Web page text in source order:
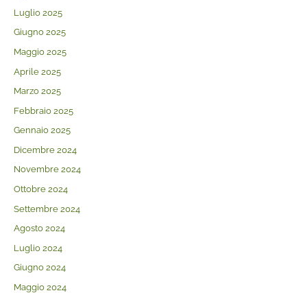
Luglio 2025
Giugno 2025
Maggio 2025
Aprile 2025
Marzo 2025
Febbraio 2025
Gennaio 2025
Dicembre 2024
Novembre 2024
Ottobre 2024
Settembre 2024
Agosto 2024
Luglio 2024
Giugno 2024
Maggio 2024